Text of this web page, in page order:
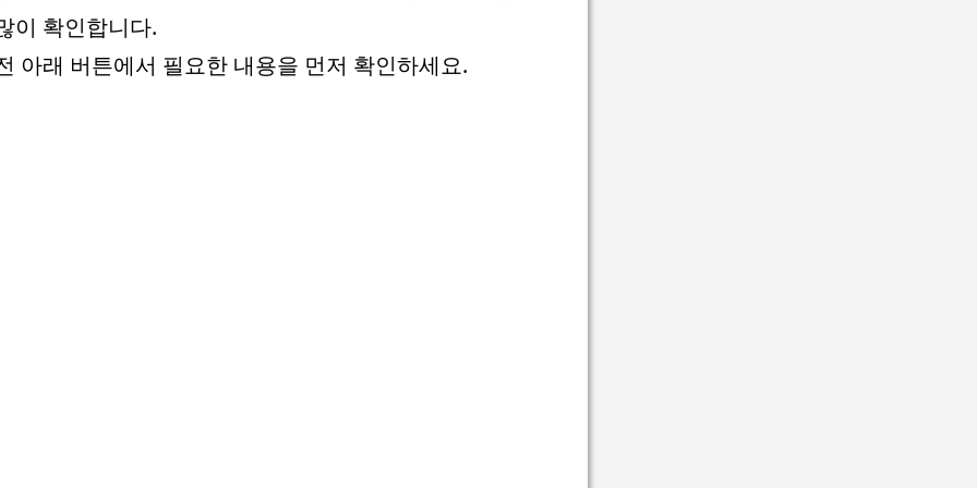
이 확인합니다.
아래 버튼에서 필요한 내용을 먼저 확인하세요.